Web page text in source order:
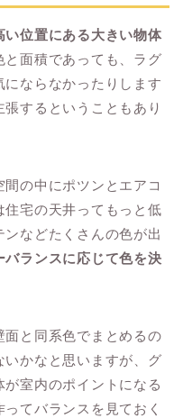
い位置にある大きい物体
と面積であっても、ラグ
ならなかったりします
するということもあり
の中にポツンとエアコ
住宅の天井ってもっと低
などたくさんの色が出
バランスに応じて色を決
と同系色でまとめるの
かなと思いますが、グ
室内のポイントになる
てバランスを見ておく